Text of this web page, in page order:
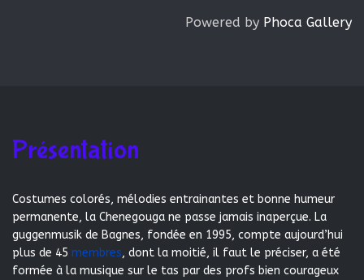
Powered by Phoca Gallery
Présentation
Costumes colorés, mélodies entrainantes et bonne humeur
permanente, la Chenegouga ne passe jamais inaperçue. La
guggenmusik de Bagnes, fondée en 1995, compte aujourd’hui
plus de 45 membres, dont la moitié, il faut le préciser, a été
formée à la musique sur le tas par des profs bien courageux